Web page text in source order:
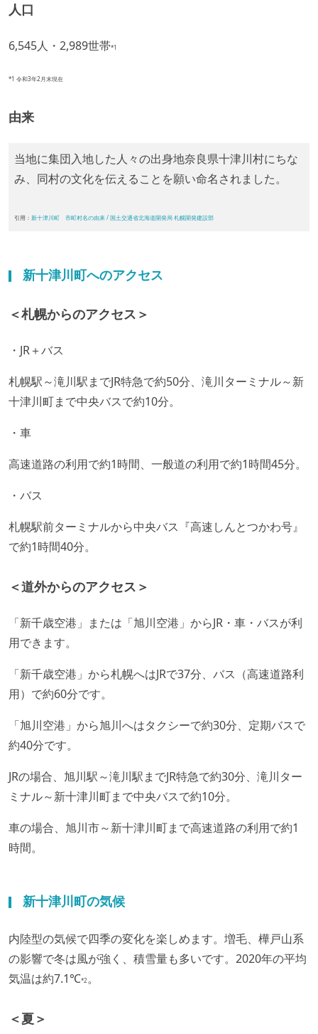
人口
6,545人・2,989世帯*1
*1 令和3年2月末現在
由来
当地に集団入地した人々の出身地奈良県十津川村にちな
み、同村の文化を伝えることを願い命名されました。
引用： 新十津川町 市町村名の由来 / 国土交通省北海道開発局 札幌開発建設部
新十津川町へのアクセス
＜札幌からのアクセス＞
・JR＋バス
札幌駅～滝川駅までJR特急で約50分、滝川ターミナル～新
十津川町まで中央バスで約10分。
・車
高速道路の利用で約1時間、一般道の利用で約1時間45分。
・バス
札幌駅前ターミナルから中央バス『高速しんとつかわ号』
で約1時間40分。
＜道外からのアクセス＞
「新千歳空港」または「旭川空港」からJR・車・バスが利
用できます。
「新千歳空港」から札幌へはJRで37分、バス（高速道路利
用）で約60分です。
「旭川空港」から旭川へはタクシーで約30分、定期バスで
約40分です。
JRの場合、旭川駅～滝川駅までJR特急で約30分、滝川ター
ミナル～新十津川町まで中央バスで約10分。
車の場合、旭川市～新十津川町まで高速道路の利用で約1
時間。
新十津川町の気候
内陸型の気候で四季の変化を楽しめます。増毛、樺戸山系
の影響で冬は風が強く、積雪量も多いです。2020年の平均
気温は約7.1℃*2。
＜夏＞